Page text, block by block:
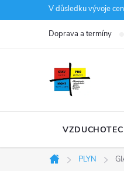
na
V důsledku vývoje
Doprava a termíny
Domů
PLYN